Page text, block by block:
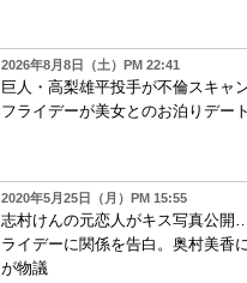
2026年8月8日（土）PM 22:41
巨人・高梨雄平投手が不倫スキャ
フライデーが美女とのお泊りデー
2020年5月25日（月）PM 15:55
志村けんの元恋人がキス写真公開
ライデーに関係を告白。奥村美香
が物議